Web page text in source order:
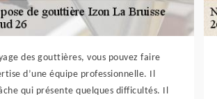
des gouttières, vous pouvez faire
d’une équipe professionnelle. Il
qui présente quelques difficultés. Il